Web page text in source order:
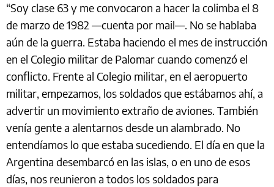
“Soy clase 63 y me convocaron a hacer la colimba el 8
de marzo de 1982 ––cuenta por mail––. No se hablaba
aún de la guerra. Estaba haciendo el mes de instrucción
en el Colegio militar de Palomar cuando comenzó el
conflicto. Frente al Colegio militar, en el aeropuerto
militar, empezamos, los soldados que estábamos ahí, a
advertir un movimiento extraño de aviones. También
venía gente a alentarnos desde un alambrado. No
entendíamos lo que estaba sucediendo. El día en que la
Argentina desembarcó en las islas, o en uno de esos
días, nos reunieron a todos los soldados para